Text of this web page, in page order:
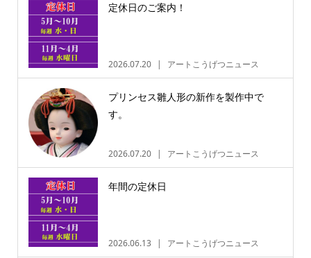
定休日のご案内！
2026.07.20 アートこうげつニュース
プリンセス雛人形の新作を製作中で
す。
2026.07.20 アートこうげつニュース
年間の定休日
2026.06.13 アートこうげつニュース